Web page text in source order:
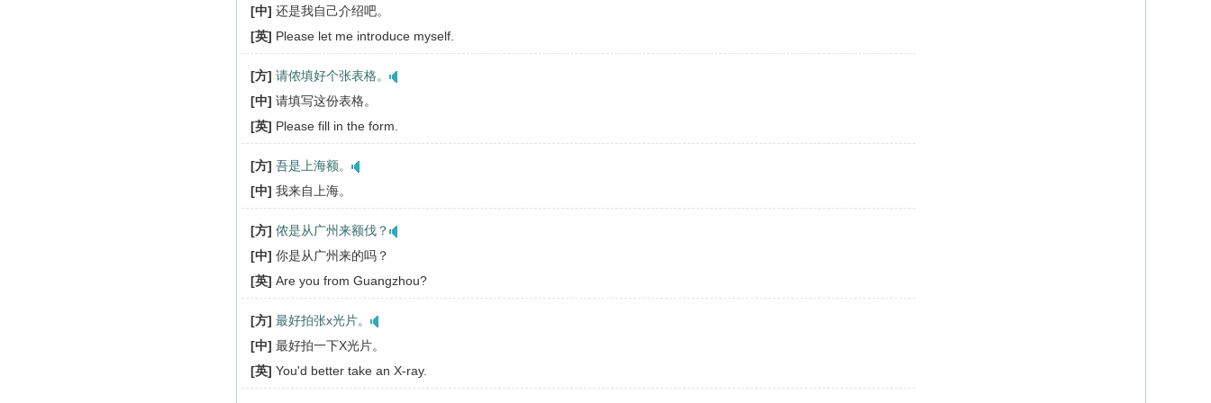
[中] 还是我自己介绍吧。
[英] Please let me introduce myself.
[方] 请侬填好个张表格。
[中] 请填写这份表格。
[英] Please fill in the form.
[方] 吾是上海额。
[中] 我来自上海。
[方] 侬是从广州来额伐？
[中] 你是从广州来的吗？
[英] Are you from Guangzhou?
[方] 最好拍张x光片。
[中] 最好拍一下X光片。
[英] You'd better take an X-ray.